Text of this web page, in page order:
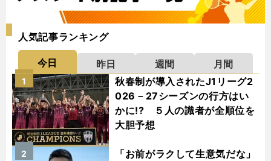
人気記事ランキング
今日 昨日 週間
月間
秋春制が導入されたJ1リーグ2
026－27シーズンの行方はい
かに!? ５人の識者が全順位を
大胆予想
1
「お前がラクして生意気だな」
2